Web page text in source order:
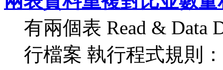
有兩個表 Read & Data
行檔案 執行程式規則